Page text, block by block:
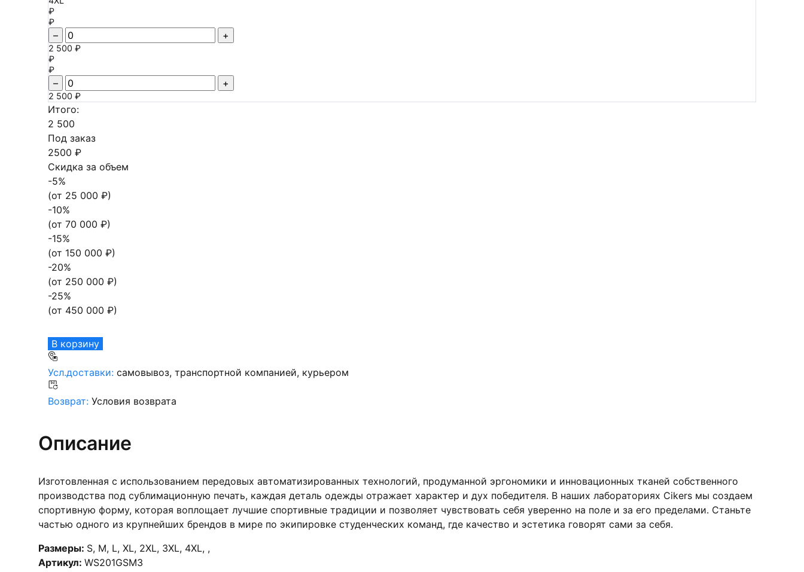
₽
₽
– +
2 500 ₽
₽
₽
– +
2 500 ₽
Итого:
2 500
Под заказ
2500 ₽
Скидка за объем
-5%
(от 25 000 ₽)
-10%
(от 70 000 ₽)
-15%
(от 150 000 ₽)
-20%
(от 250 000 ₽)
-25%
(от 450 000 ₽)
В корзину
Усл.доставки: самовывоз, транспортной компанией, курьером
Возврат: Условия возврата
Описание
Изготовленная с использованием передовых автоматизированных технологий, продуманной эргономики и инновационных тканей собственного
производства под сублимационную печать, каждая деталь одежды отражает характер и дух победителя. В наших лабораториях Cikers мы создаем
спортивную форму, которая воплощает лучшие спортивные традиции и позволяет чувствовать себя уверенно на поле и за его пределами. Станьте
частью одного из крупнейших брендов в мире по экипировке студенческих команд, где качество и эстетика говорят сами за себя.
Размеры: S, M, L, XL, 2XL, 3XL, 4XL, ,
Артикул: WS201GSM3